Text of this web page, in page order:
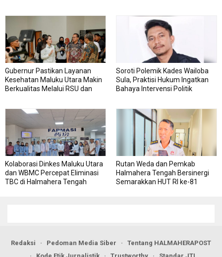
Gubernur Pastikan Layanan
Kesehatan Maluku Utara Makin
Berkualitas Melalui RSU dan
Soroti Polemik Kades Wailoba
Sula, Praktisi Hukum Ingatkan
Bahaya Intervensi Politik
Kolaborasi Dinkes Maluku Utara
dan WBMC Percepat Eliminasi
TBC di Halmahera Tengah
Rutan Weda dan Pemkab
Halmahera Tengah Bersinergi
Semarakkan HUT RI ke-81
Redaksi Pedoman Media Siber
Tentang HALMAHERAPOST